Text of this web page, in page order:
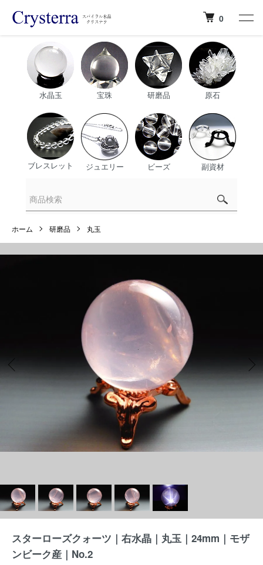
0
水晶玉 宝珠 研磨品 原石
ブレスレット ジュエリー ビーズ 副資材
ホーム 研磨品 丸玉
スターローズクォーツ｜右水晶｜丸玉｜24mm｜モザ
ンビーク産｜No.2